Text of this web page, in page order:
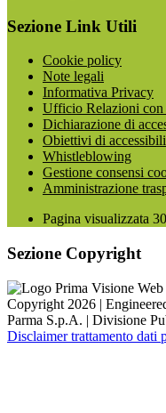
Sezione Link Utili
Cookie policy
Note legali
Informativa Privacy
Ufficio Relazioni
Dichiarazione di
Obiettivi di
Whistleblowing
Gestione consensi
Amministrazione
Pagina visualizzata
Sezione Copyright
Copyright 2026 |
Parma S.p.A. | Divisione
Disclaimer trattamento dati